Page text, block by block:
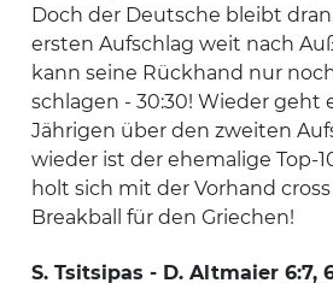
Doch der Deutsche bleibt
ersten Aufschlag weit nach
kann seine Rückhand nur
schlagen - 30:30! Wieder geht
Jährigen über den zweiten
wieder ist der ehemalige Top-
holt sich mit der Vorhand cross
Breakball für den Griechen!
S. Tsitsipas - D. Altmaier 6:7,